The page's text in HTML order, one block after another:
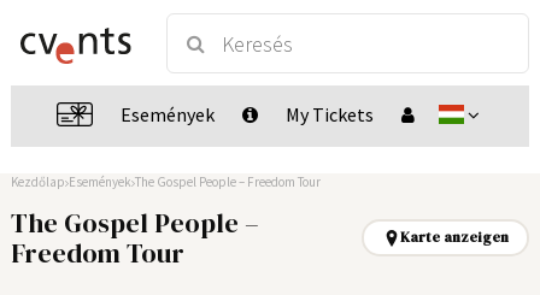
Események My Tickets
Kezdőlap Események The Gospel People – Freedom Tour
The Gospel People –
Freedom Tour
Karte anzeigen